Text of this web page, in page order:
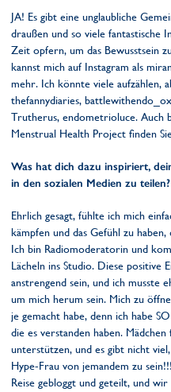
JA! Es gibt eine unglaubliche
draußen und so viele fantastische
Zeit opfern, um das Bewusstsein
kannst mich auf Instagram als
mehr. Ich könnte viele aufzählen,
thefannydiaries,
Trutherus, endometrioluce. Auch
Menstrual Health Project finden
Was hat dich dazu inspiriert,
in den sozialen Medien zu teilen?
Ehrlich gesagt, fühlte ich mich
kämpfen und das Gefühl zu
Ich bin Radiomoderatorin und
Lächeln ins Studio. Diese positive
anstrengend sein, und ich musste
um mich herum sein. Mich zu
je gemacht habe, denn ich habe
die es verstanden haben.
unterstützen, und es gibt nicht
Hype-Frau von jemandem zu
Reise gebloggt und geteilt, und